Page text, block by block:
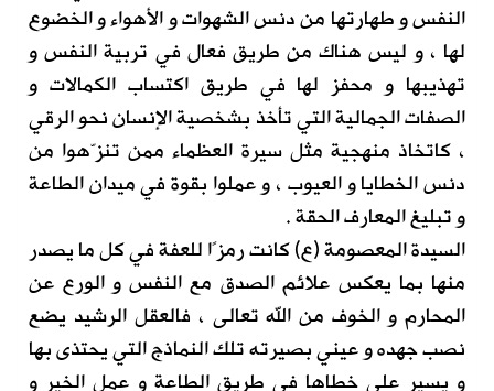
النفس و طهارتها من دنس الشهوات و الأهواء و الخضوع
لها ، و ليس هناك من طريق فعال في تربية النفس و
تهذيبها و محفز لها في طريق اكتساب الكمالات و
الصفات الجمالية التي تأخذ بشخصية الإنسان نحو الرقي
، كاتخاذ منهجية مثل سيرة العظماء ممن تنزّهوا من
دنس الخطايا و العيوب ، و عملوا بقوة في ميدان الطاعة
و تبليغ المعارف الحقة .
السيدة المعصومة (ع) كانت رمزًا للعفة في كل ما يصدر
منها بما يعكس علائم الصدق مع النفس و الورع عن
المحارم و الخوف من الله تعالى ، فالعقل الرشيد يضع
نصب جهده و عيني بصيرته تلك النماذج التي يحتذى بها
و يسير على خطاها في طريق الطاعة و عمل الخير و